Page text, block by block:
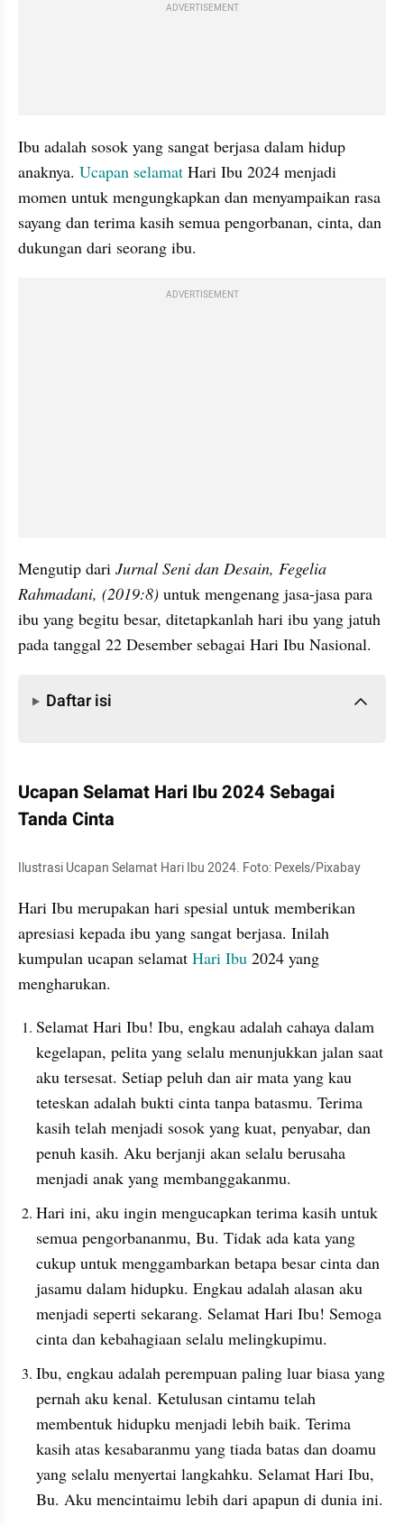
ADVERTISEMENT
Ibu adalah sosok yang sangat berjasa dalam hidup
anaknya. Ucapan selamat Hari Ibu 2024 menjadi
momen untuk mengungkapkan dan menyampaikan rasa
sayang dan terima kasih semua pengorbanan, cinta, dan
dukungan dari seorang ibu.
ADVERTISEMENT
Mengutip dari Jurnal Seni dan Desain, Fegelia
Rahmadani, (2019:8) untuk mengenang jasa-jasa para
ibu yang begitu besar, ditetapkanlah hari ibu yang jatuh
pada tanggal 22 Desember sebagai Hari Ibu Nasional.
Daftar isi
Ucapan Selamat Hari Ibu 2024 Sebagai
Tanda Cinta
Ilustrasi Ucapan Selamat Hari Ibu 2024. Foto: Pexels/Pixabay
Hari Ibu merupakan hari spesial untuk memberikan
apresiasi kepada ibu yang sangat berjasa. Inilah
kumpulan ucapan selamat Hari Ibu 2024 yang
mengharukan.
Selamat Hari Ibu! Ibu, engkau adalah cahaya dalam
kegelapan, pelita yang selalu menunjukkan jalan saat
aku tersesat. Setiap peluh dan air mata yang kau
teteskan adalah bukti cinta tanpa batasmu. Terima
kasih telah menjadi sosok yang kuat, penyabar, dan
penuh kasih. Aku berjanji akan selalu berusaha
menjadi anak yang membanggakanmu.
Hari ini, aku ingin mengucapkan terima kasih untuk
semua pengorbananmu, Bu. Tidak ada kata yang
cukup untuk menggambarkan betapa besar cinta dan
jasamu dalam hidupku. Engkau adalah alasan aku
menjadi seperti sekarang. Selamat Hari Ibu! Semoga
cinta dan kebahagiaan selalu melingkupimu.
Ibu, engkau adalah perempuan paling luar biasa yang
pernah aku kenal. Ketulusan cintamu telah
membentuk hidupku menjadi lebih baik. Terima
kasih atas kesabaranmu yang tiada batas dan doamu
yang selalu menyertai langkahku. Selamat Hari Ibu,
Bu. Aku mencintaimu lebih dari apapun di dunia ini.